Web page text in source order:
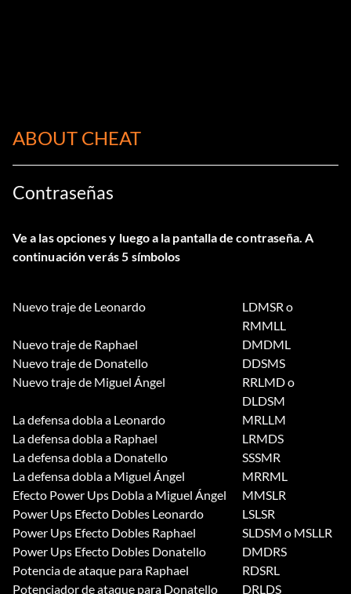
ABOUT CHEAT
Contraseñas
Ve a las opciones y luego a la pantalla de contraseña. A
continuación verás 5 símbolos
Nuevo traje de Leonardo
LDMSR o
RMMLL
Nuevo traje de Raphael
DMDML
Nuevo traje de Donatello
DDSMS
Nuevo traje de Miguel Ángel
RRLMD o
DLDSM
La defensa dobla a Leonardo
MRLLM
La defensa dobla a Raphael
LRMDS
La defensa dobla a Donatello
SSSMR
La defensa dobla a Miguel Ángel
MRRML
Efecto Power Ups Dobla a Miguel Ángel
MMSLR
Power Ups Efecto Dobles Leonardo
LSLSR
Power Ups Efecto Dobles Raphael
SLDSM o MSLLR
Power Ups Efecto Dobles Donatello
DMDRS
Potencia de ataque para Raphael
RDSRL
Potenciador de ataque para Donatello
DRLDS